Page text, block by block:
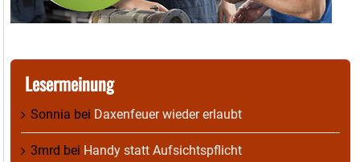
Lesermeinung
Sonnia bei Daxenfeuer wieder erlaubt
3mrd bei Handy statt Aufsichtspflicht